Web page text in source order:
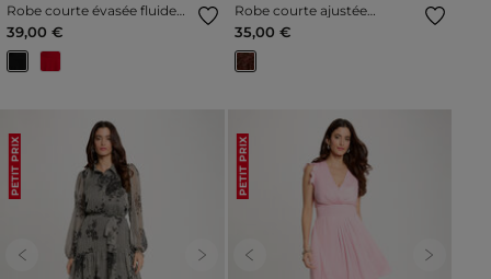
Robe courte évasée fluide
noir femme
39,00 €
Robe courte ajustée
multicolore femme
35,00 €
PETIT PRIX
Previous Next
PETIT PRIX
Previous Next